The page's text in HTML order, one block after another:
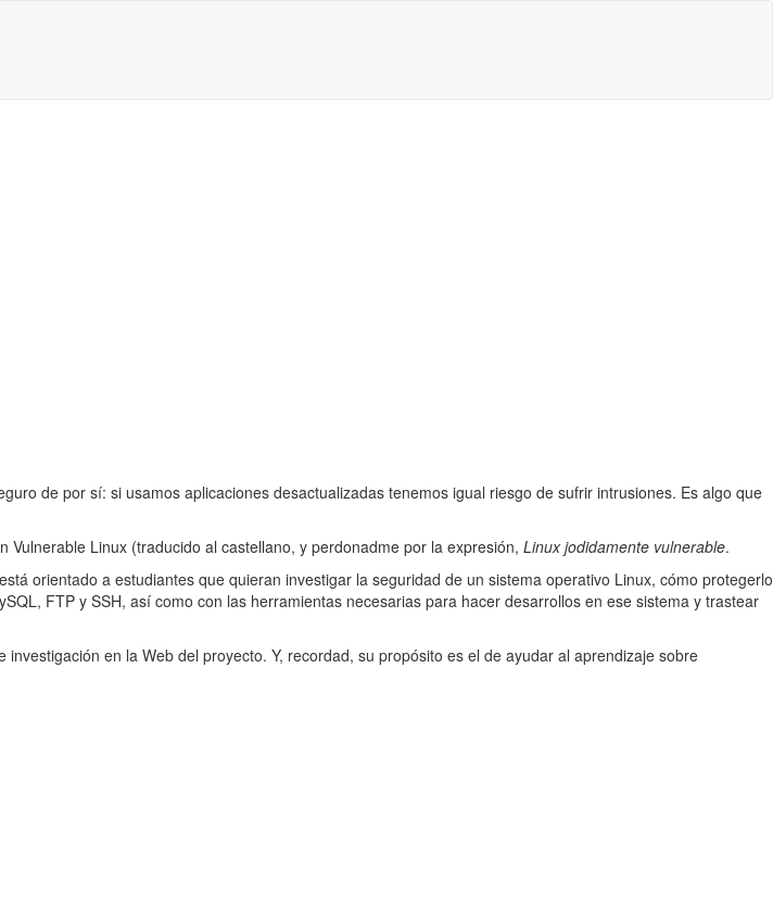
de por sí: si usamos aplicaciones desactualizadas tenemos igual riesgo de sufrir intrusiones. Es algo que
Linux (traducido al castellano, y perdonadme por la expresión, Linux jodidamente vulnerable.
orientado a estudiantes que quieran investigar la seguridad de un sistema operativo Linux, cómo protegerlo
FTP y SSH, así como con las herramientas necesarias para hacer desarrollos en ese sistema y trastear
en la Web del proyecto. Y, recordad, su propósito es el de ayudar al aprendizaje sobre